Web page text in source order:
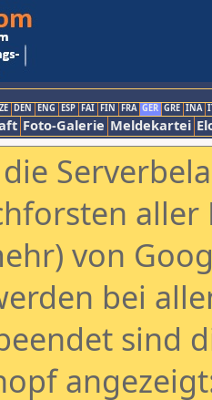
DEN ENG ESP FAI FIN FRA GER GRE INA
Foto-Galerie Meldekartei
aller
von
bei
sind